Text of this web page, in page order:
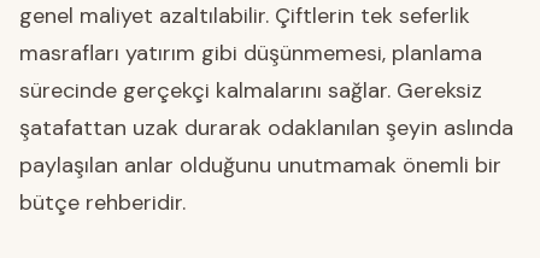
genel maliyet azaltılabilir. Çiftlerin tek seferlik
masrafları yatırım gibi düşünmemesi, planlama
sürecinde gerçekçi kalmalarını sağlar. Gereksiz
şatafattan uzak durarak odaklanılan şeyin aslında
paylaşılan anlar olduğunu unutmamak önemli bir
bütçe rehberidir.